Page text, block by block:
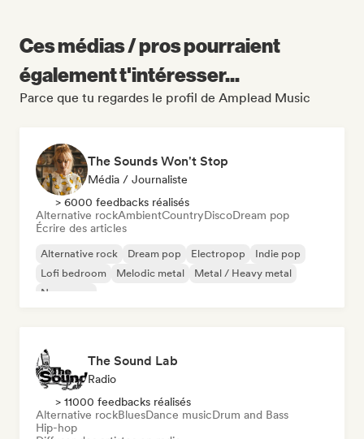
Ces médias / pros pourraient
également t'intéresser...
Parce que tu regardes le profil de Amplead Music
The Sounds Won't Stop
Média / Journaliste
> 6000 feedbacks réalisés
Alternative rockAmbientCountryDiscoDream pop
Écrire des articles
Alternative rock Dream pop Electropop
Indie pop
Lofi bedroom
Melodic metal
Metal / Heavy metal
New wave
The Sound Lab
Radio
> 11000 feedbacks réalisés
Alternative rockBluesDance musicDrum and Bass
Hip-hop